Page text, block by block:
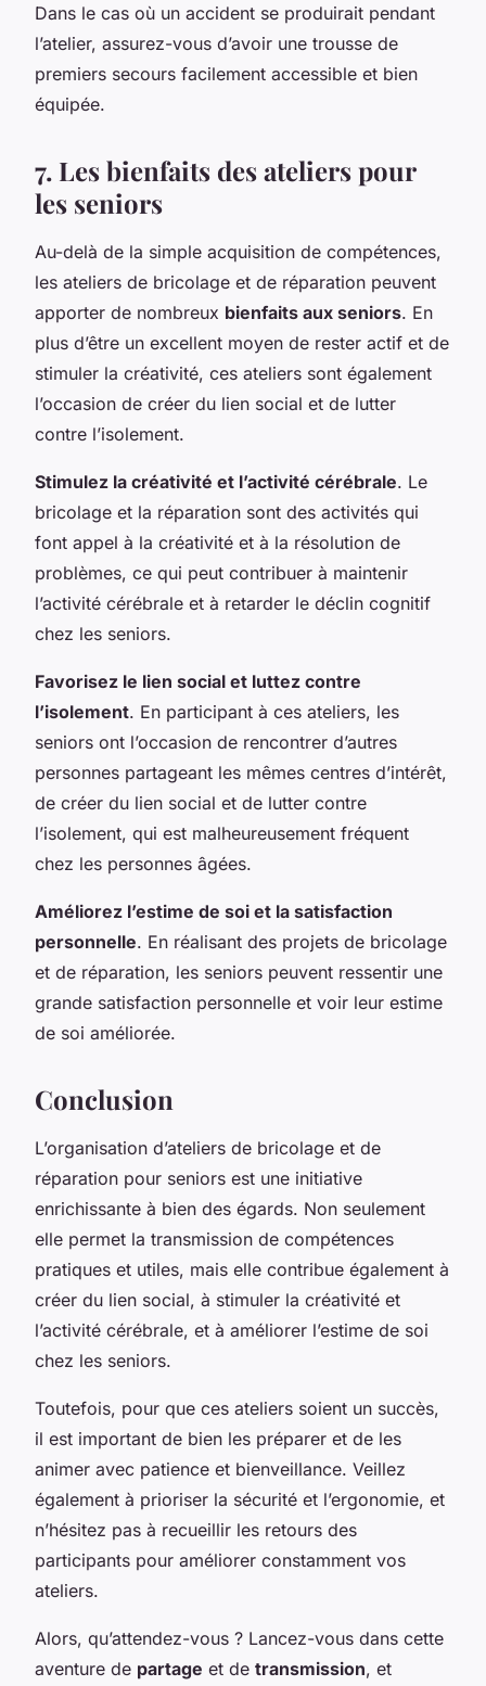
Dans le cas où un accident se produirait pendant
l’atelier, assurez-vous d’avoir une trousse de
premiers secours facilement accessible et bien
équipée.
7. Les bienfaits des ateliers pour
les seniors
Au-delà de la simple acquisition de compétences,
les ateliers de bricolage et de réparation peuvent
apporter de nombreux bienfaits aux seniors. En
plus d’être un excellent moyen de rester actif et de
stimuler la créativité, ces ateliers sont également
l’occasion de créer du lien social et de lutter
contre l’isolement.
Stimulez la créativité et l’activité cérébrale. Le
bricolage et la réparation sont des activités qui
font appel à la créativité et à la résolution de
problèmes, ce qui peut contribuer à maintenir
l’activité cérébrale et à retarder le déclin cognitif
chez les seniors.
Favorisez le lien social et luttez contre
l’isolement. En participant à ces ateliers, les
seniors ont l’occasion de rencontrer d’autres
personnes partageant les mêmes centres d’intérêt,
de créer du lien social et de lutter contre
l’isolement, qui est malheureusement fréquent
chez les personnes âgées.
Améliorez l’estime de soi et la satisfaction
personnelle. En réalisant des projets de bricolage
et de réparation, les seniors peuvent ressentir une
grande satisfaction personnelle et voir leur estime
de soi améliorée.
Conclusion
L’organisation d’ateliers de bricolage et de
réparation pour seniors est une initiative
enrichissante à bien des égards. Non seulement
elle permet la transmission de compétences
pratiques et utiles, mais elle contribue également à
créer du lien social, à stimuler la créativité et
l’activité cérébrale, et à améliorer l’estime de soi
chez les seniors.
Toutefois, pour que ces ateliers soient un succès,
il est important de bien les préparer et de les
animer avec patience et bienveillance. Veillez
également à prioriser la sécurité et l’ergonomie, et
n’hésitez pas à recueillir les retours des
participants pour améliorer constamment vos
ateliers.
Alors, qu’attendez-vous ? Lancez-vous dans cette
aventure de partage et de transmission, et